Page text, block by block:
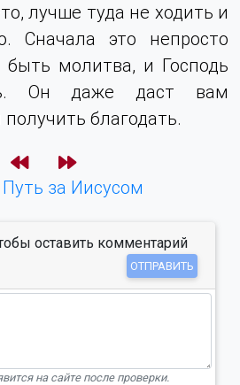
лучше туда не ходить и
Сначала это непросто
молитва, и Господь
Он даже даст вам
благодать.
Путь за Иисусом
оставить комментарий
ОТПРАВИТЬ
на сайте после проверки.